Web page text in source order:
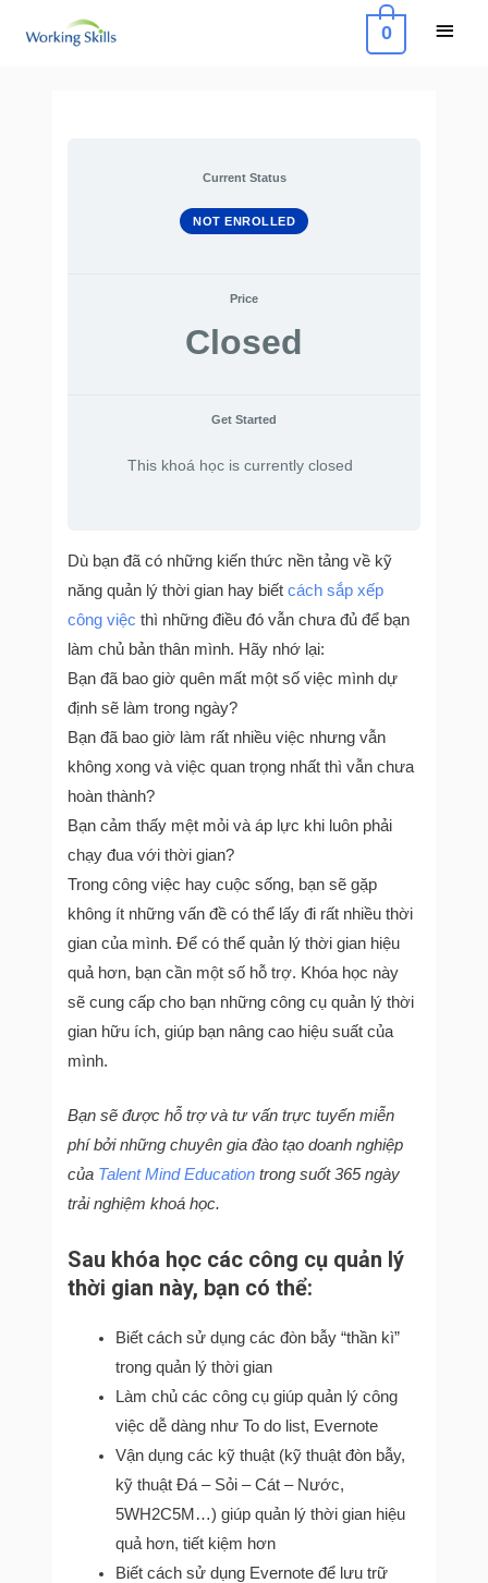
0
Current Status
NOT ENROLLED
Price
Closed
Get Started
This khoá học is currently closed
Dù bạn đã có những kiến thức nền tảng về kỹ
năng quản lý thời gian hay biếtcách sắp xếp
công việc thì những điều đó vẫn chưa đủ để bạn
làm chủ bản thân mình. Hãy nhớ lại:
Bạn đã bao giờ quên mất một số việc mình dự
định sẽ làm trong ngày?
Bạn đã bao giờ làm rất nhiều việc nhưng vẫn
không xong và việc quan trọng nhất thì vẫn chưa
hoàn thành?
Bạn cảm thấy mệt mỏi và áp lực khi luôn phải
chạy đua với thời gian?
Trong công việc hay cuộc sống, bạn sẽ gặp
không ít những vấn đề có thể lấy đi rất nhiều thời
gian của mình. Để có thể quản lý thời gian hiệu
quả hơn, bạn cần một số hỗ trợ. Khóa học này
sẽ cung cấp cho bạn những công cụ quản lý thời
gian hữu ích, giúp bạn nâng cao hiệu suất của
mình.
Bạn sẽ được hỗ trợ và tư vấn trực tuyến miễn
phí bởi những chuyên gia đào tạo doanh nghiệp
của Talent Mind Education trong suốt 365 ngày
trải nghiệm khoá học.
Sau khóa học các công cụ quản lý
thời gian này, bạn có thể:
Biết cách sử dụng các đòn bẫy “thần kì”
trong quản lý thời gian
Làm chủ các công cụ giúp quản lý công
việc dễ dàng như To do list, Evernote
Vận dụng các kỹ thuật (kỹ thuật đòn bẫy,
kỹ thuật Đá – Sỏi – Cát – Nước,
5WH2C5M…) giúp quản lý thời gian hiệu
quả hơn, tiết kiệm hơn
Biết cách sử dụng Evernote để lưu trữ